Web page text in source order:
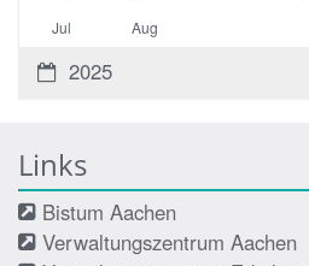
Jul
Aug
2025
Links
Bistum Aachen
Verwaltungszentrum Aachen